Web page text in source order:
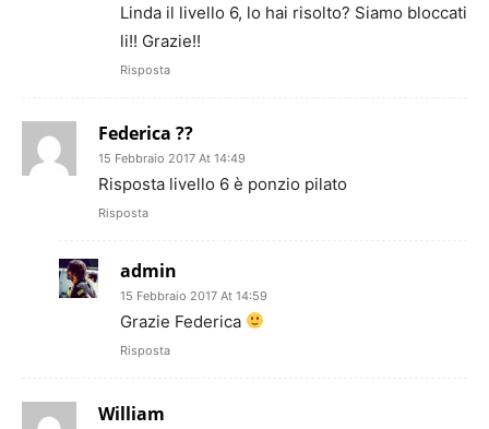
Linda il livello 6, lo hai risolto? Siamo bloccati
li!! Grazie!!
Risposta
Federica ??
15 Febbraio 2017 At 14:49
Risposta livello 6 è ponzio pilato
Risposta
admin
15 Febbraio 2017 At 14:59
Grazie Federica
Risposta
William